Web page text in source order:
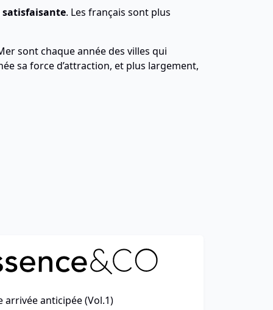
satisfaisante. Les français sont plus
sont chaque année des villes qui
sa force d’attraction, et plus largement,
arrivée anticipée (Vol.1)